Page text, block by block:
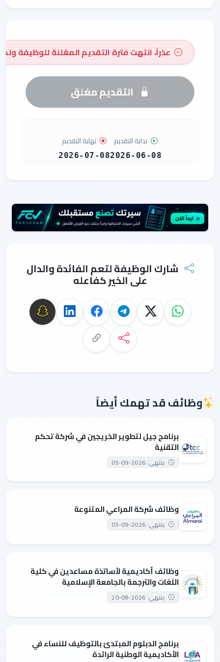
عذراً، انتهت فترة التقديم المعُلنة للوظيفة
التقديم مغلق
بداية التقديم
2026-06-08
نهاية التقديم
2026-07-08
شارك الوظيفة لتعم الفائدة والدال
على الخير كفاعله
وظائف قد تهمك أيضاً
برنامج جيل لتطوير الخريجين في شركة تحكم
التقنية
ينتهي: 2026-09-05
وظائف شركة المراعي المتنوعة
ينتهي: 2026-09-05
وظائف أكاديمية لأساتذة مساعدين في كلية
اللغات والترجمة بالجامعة الإسلامية
ينتهي: 2026-08-20
برنامج الدبلوم المبتدئ بالتوظيف للنساء في
الأكاديمية الوطنية الرائدة